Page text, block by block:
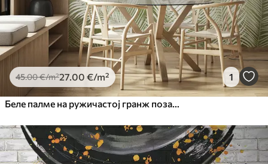
45.00€/m²27 .00 €/m² 1